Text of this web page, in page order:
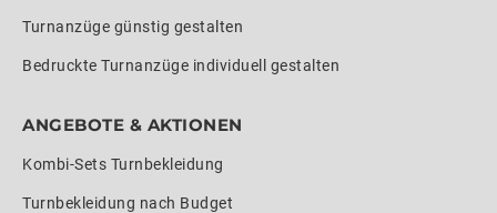
Turnanzüge günstig gestalten
Bedruckte Turnanzüge individuell gestalten
ANGEBOTE & AKTIONEN
Kombi-Sets Turnbekleidung
Turnbekleidung nach Budget